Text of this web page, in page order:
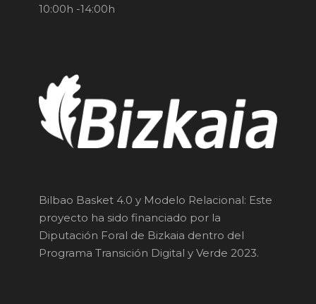
10:00h -14:00h
Bilbao Basket 4.0 y Modelo Relacional: Este
proyecto ha sido financiado por la
Diputación Foral de Bizkaia dentro del
Programa Transición Digital y Verde 2023.